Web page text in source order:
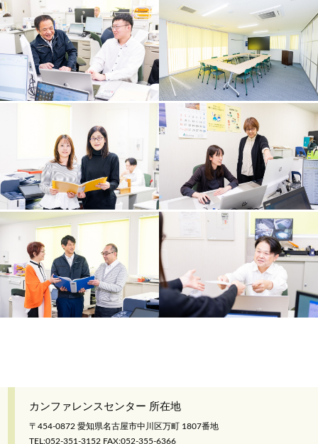
カンファレンスセンター 所在地
〒454-0872 愛知県名古屋市中川区万町 1807番地
TEL:052-351-3152 FAX:052-355-6366